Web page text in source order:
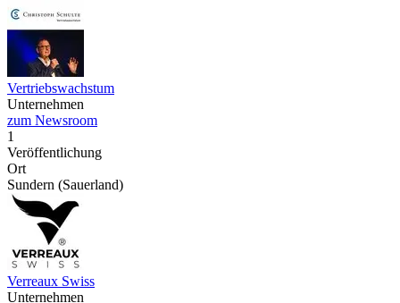
Vertriebswachstum
Unternehmen
zum Newsroom
1
Veröffentlichung
Ort
Sundern (Sauerland)
Verreaux Swiss
Unternehmen